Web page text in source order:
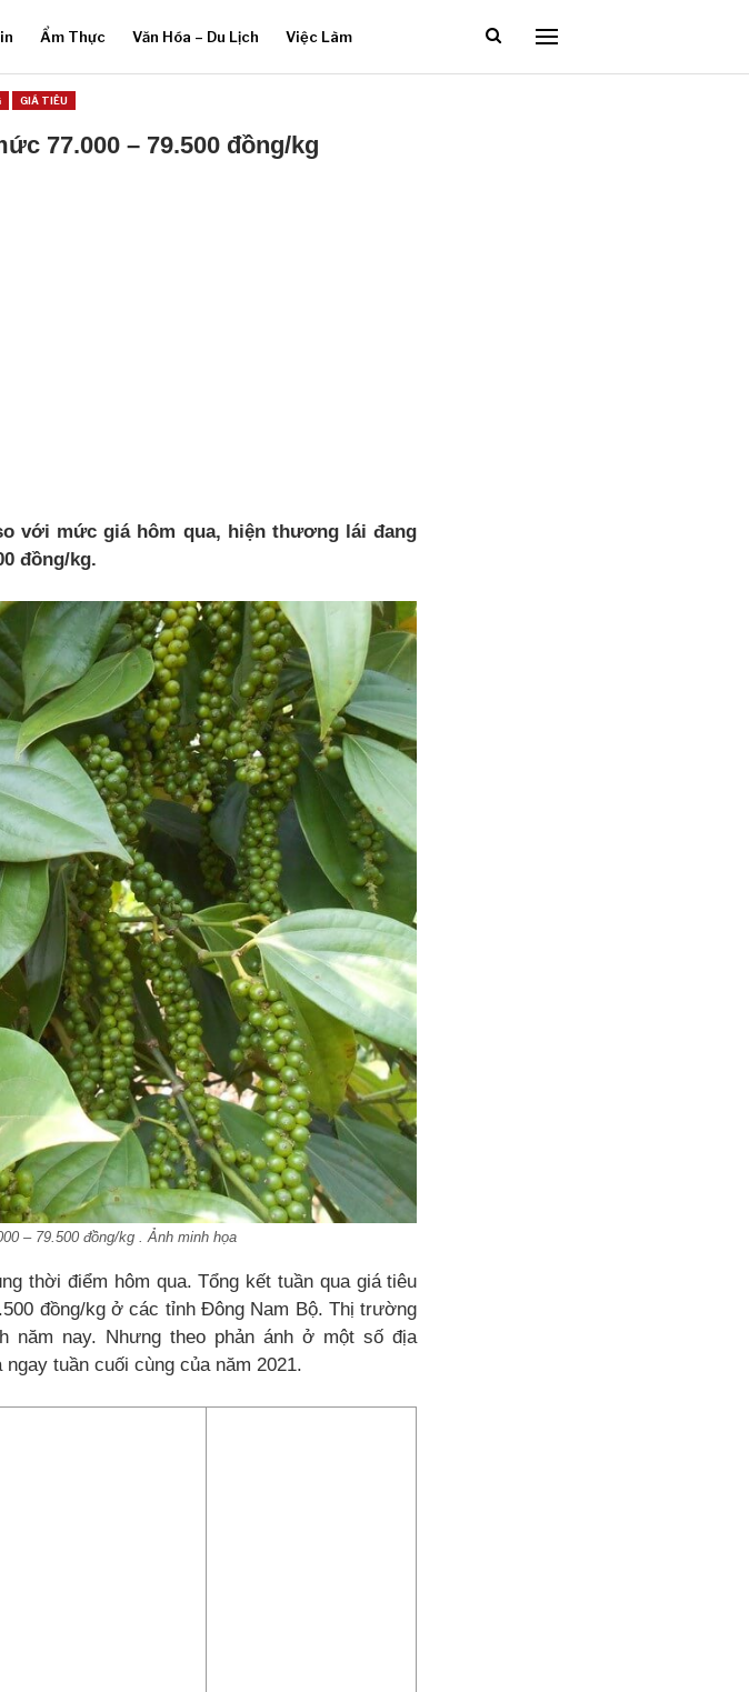
Ẩm Thực Văn Hóa – Du Lịch Việc Làm
GIÁ TIÊU
77.000 – 79.500 đồng/kg
với mức giá hôm qua, hiện thương lái đang
đồng/kg.
– 79.500 đồng/kg . Ảnh minh họa
thời điểm hôm qua. Tổng kết tuần qua giá tiêu
đồng/kg ở các tỉnh Đông Nam Bộ. Thị trường
năm nay. Nhưng theo phản ánh ở một số địa
tuần cuối cùng của năm 2021.